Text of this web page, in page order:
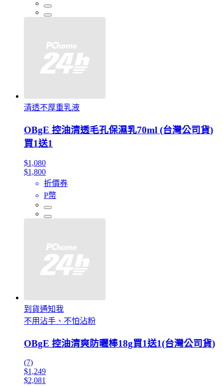
清透不厚重乳液
OBgE 控油清透毛孔保濕乳70ml (台灣公司貨)
買1送1
$1,080
$1,800
折價券
P幣
到貨通知我
不用沾手、不怕沾粉
OBgE 控油清爽防曬棒18g買1送1(台灣公司貨)
(7)
$1,249
$2,081